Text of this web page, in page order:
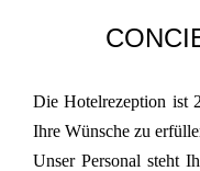
Die Hotelrezeption ist
Ihre Wünsche zu
Unser Personal steht